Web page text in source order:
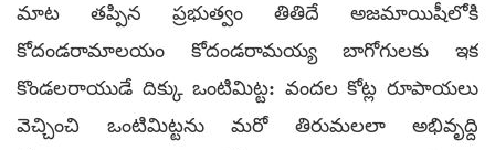
మాట తప్పిన ప్రభుత్వం తితిదే అజమాయిషీలోకి
కోదండరామాలయం కోదండరామయ్య బాగోగులకు ఇక
కొండలరాయుడే దిక్కు ఒంటిమిట్ట: వందల కోట్ల రూపాయలు
వెచ్చించి ఒంటిమిట్టను మరో తిరుమలలా అభివృద్ది